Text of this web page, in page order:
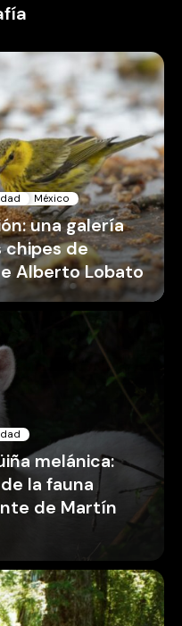
México
una galería
chipes de
Alberto Lobato
melánica:
la fauna
de Martín